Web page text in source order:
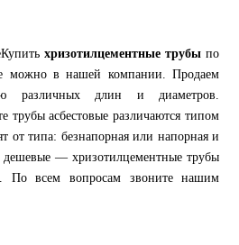
Купить хризотилцементные трубы по
можно в нашей компании. Продаем
различных длин и диаметров.
трубы асбестовые различаются типом
от типа: безнапорная или напорная и
— хризотилцементные трубы
По всем вопросам звоните нашим